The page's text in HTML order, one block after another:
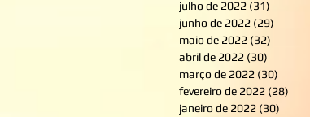
julho de 2022 (31)
junho de 2022 (29)
maio de 2022 (32)
abril de 2022 (30)
março de 2022 (30)
fevereiro de 2022 (28)
janeiro de 2022 (30)